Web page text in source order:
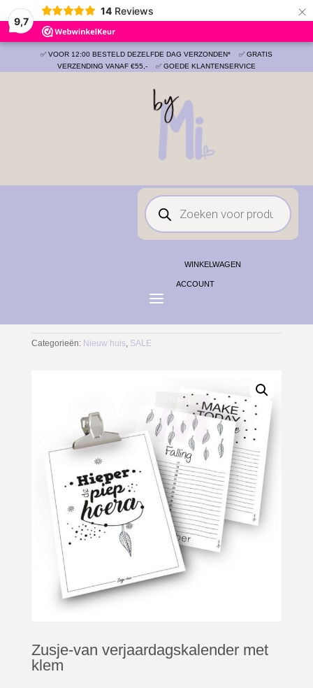
9,7
14 Reviews ×
✅ VOOR 12:00 BESTELD DEZELFDE DAG VERZONDEN* ✅ GRATIS
VERZENDING VANAF €55,- ✅ GOEDE KLANTENSERVICE
Producten
zoeken
WINKELWAGEN
ACCOUNT
Save
Categorieën: Nieuw huis, SALE
Zusje-van verjaardagskalender met
klem